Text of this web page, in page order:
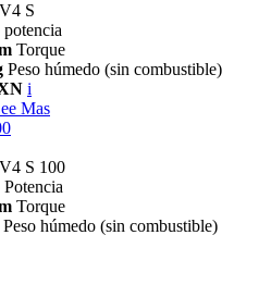
S
potencia
Torque
Peso húmedo (sin combustible)
i
Mas
S 100
Potencia
Torque
Peso húmedo (sin combustible)